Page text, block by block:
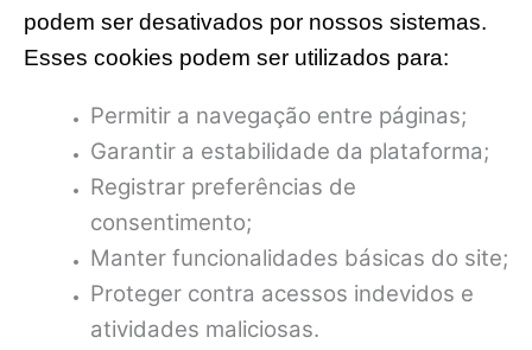
podem ser desativados por nossos sistemas.
Esses cookies podem ser utilizados para:
Permitir a navegação entre páginas;
Garantir a estabilidade da plataforma;
Registrar preferências de
consentimento;
Manter funcionalidades básicas do site;
Proteger contra acessos indevidos e
atividades maliciosas.